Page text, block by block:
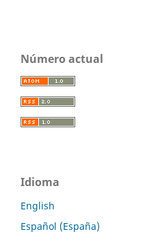
Número actual
Idioma
English
Español (España)